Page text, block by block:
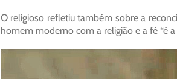
O religioso refletiu também sobre a
homem moderno com a religião e a fé “é